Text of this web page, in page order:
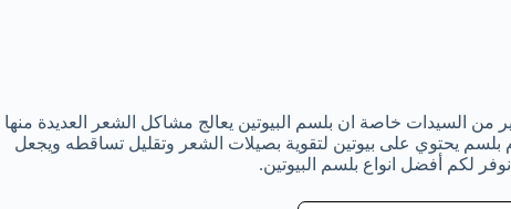
من السيدات خاصة ان بلسم البيوتين يعالج مشاكل الشعر العديدة منها
يحتوي على بيوتين لتقوية بصيلات الشعر وتقليل تساقطه ويجعل
لكم أفضل انواع بلسم البيوتين.